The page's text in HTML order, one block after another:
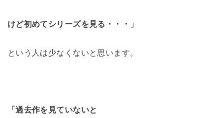
けど初めてシリーズを見る・・・」
という人は少なくないと思います。
「過去作を見ていないと